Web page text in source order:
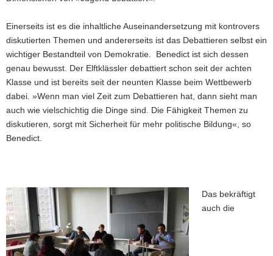
Einerseits ist es die inhaltliche Auseinandersetzung mit kontrovers
diskutierten Themen und andererseits ist das Debattieren selbst ein
wichtiger Bestandteil von Demokratie. Benedict ist sich dessen
genau bewusst. Der Elftklässler debattiert schon seit der achten
Klasse und ist bereits seit der neunten Klasse beim Wettbewerb
dabei. »Wenn man viel Zeit zum Debattieren hat, dann sieht man
auch wie vielschichtig die Dinge sind. Die Fähigkeit Themen zu
diskutieren, sorgt mit Sicherheit für mehr politische Bildung«, so
Benedict.
Das bekräftigt
auch die